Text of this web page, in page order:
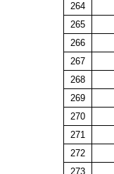
264
265
266
267
268
269
270
271
272
273